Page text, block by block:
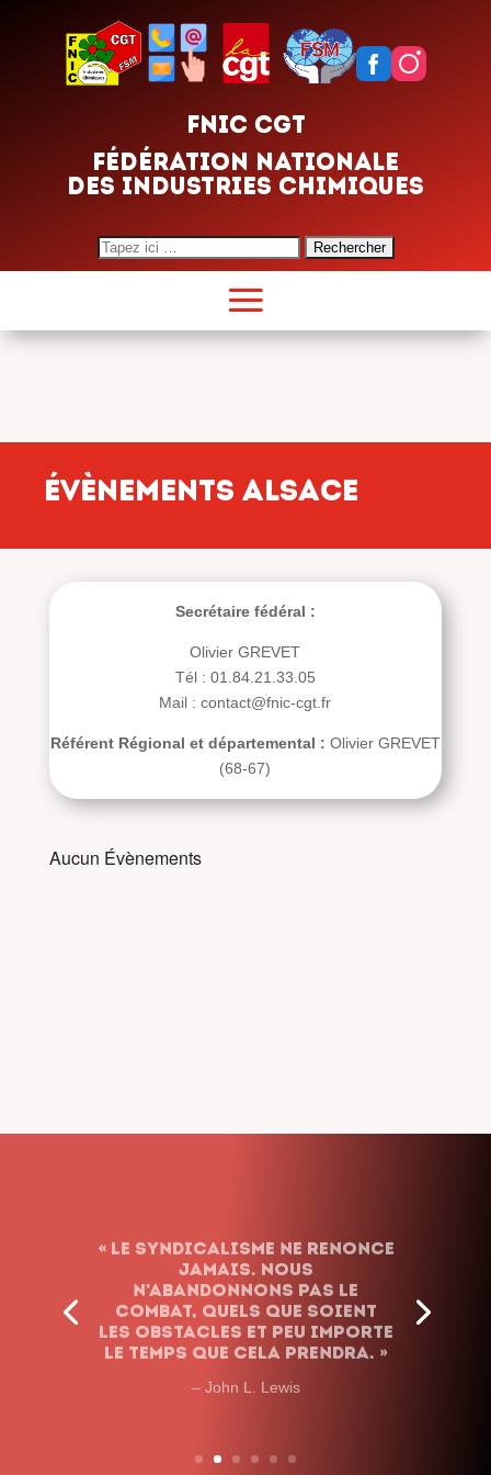
FNIC CGT
FÉDÉRATION NATIONALE
DES INDUSTRIES CHIMIQUES
Search
for:
évènements Alsace
Secrétaire fédéral :
Olivier GREVET
Tél : 01.84.21.33.05
Mail : contact@fnic-cgt.fr
Référent Régional et départemental : Olivier GREVET
(68-67)
Aucun Évènements
« Le syndicalisme ne renonce
jamais. Nous
n’abandonnons pas le
combat, quels que soient
les obstacles et peu importe
le temps que cela prendra. »
– John L. Lewis